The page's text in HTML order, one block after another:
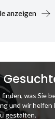
anzeigen
was Sie
und wir helfen
gestalten.